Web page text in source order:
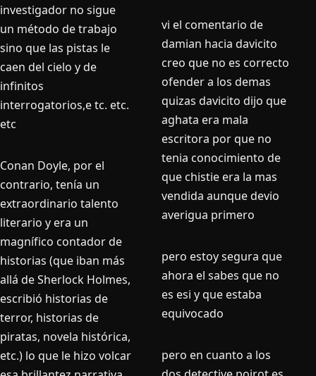
investigador no sigue
un método de trabajo
sino que las pistas le
caen del cielo y de
infinitos
interrogatorios,e tc. etc.
etc
Conan Doyle, por el
contrario, tenía un
extraordinario talento
literario y era un
magnífico contador de
historias (que iban más
allá de Sherlock Holmes,
escribió historias de
terror, historias de
piratas, novela histórica,
etc.) lo que le hizo volcar
vi el comentario de
damian hacia davicito
creo que no es correcto
ofender a los demas
quizas davicito dijo que
aghata era mala
escritora por que no
tenia conocimiento de
que chistie era la mas
vendida aunque devio
averigua primero
pero estoy segura que
ahora el sabes que no
es esi y que estaba
equivocado
pero en cuanto a los